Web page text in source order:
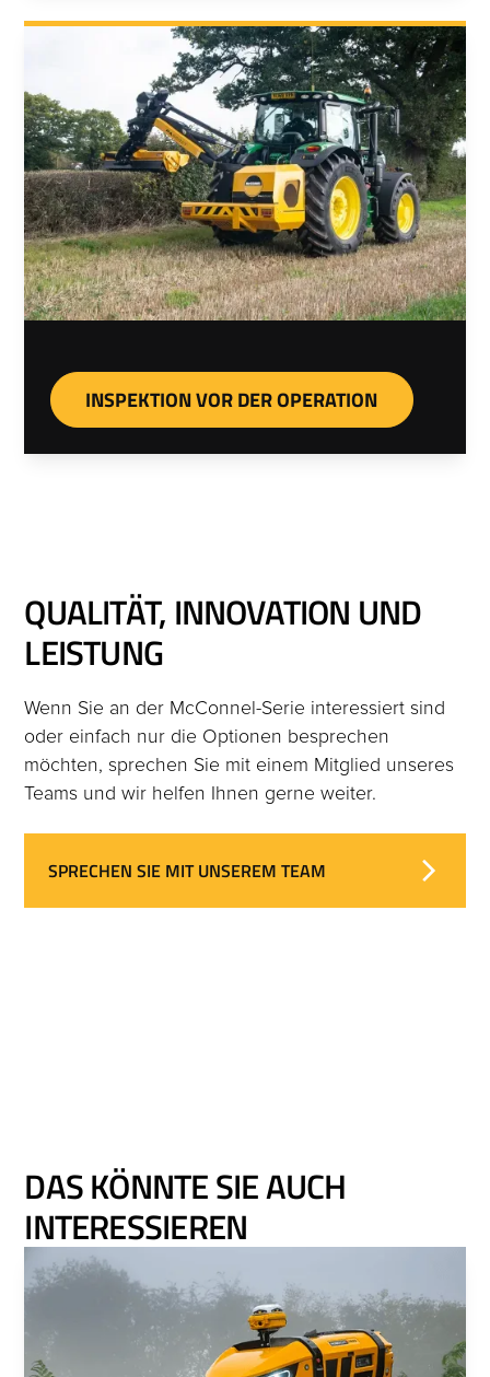
INSPEKTION VOR DER OPERATION
QUALITÄT, INNOVATION UND
LEISTUNG
Wenn Sie an der McConnel-Serie interessiert sind
oder einfach nur die Optionen besprechen
möchten, sprechen Sie mit einem Mitglied unseres
Teams und wir helfen Ihnen gerne weiter.
SPRECHEN SIE MIT UNSEREM TEAM
DAS KÖNNTE SIE AUCH
INTERESSIEREN